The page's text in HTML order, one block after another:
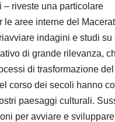
– riveste una particolare
le aree interne del
indagini e studi su
di grande rilevanza,
di trasformazione del
corso dei secoli hanno
paesaggi culturali.
per avviare e